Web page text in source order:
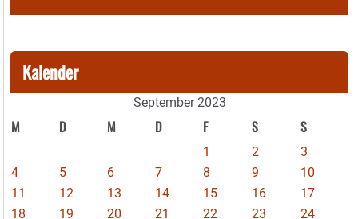
Kalender
September 2023
M D M D F S S
1 2
3
4
5 6 7 8 9
10
11
12 13 14 15 16
17
18
19 20 21 22 23
24